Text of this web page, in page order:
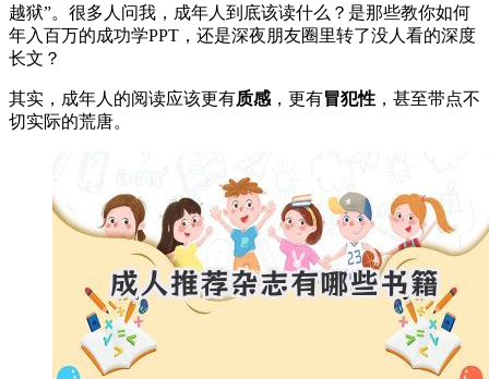
越狱”。很多人问我，成年人到底该读什么？是那些教你如何
年入百万的成功学PPT，还是深夜朋友圈里转了没人看的深度
长文？
其实，成年人的阅读应该更有质感 ，更有冒犯性 ，甚至带点不
切实际的荒唐。